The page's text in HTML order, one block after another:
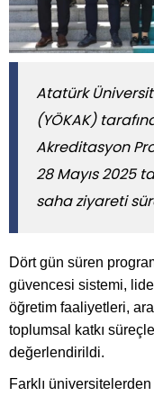
Atatürk
(YÖKAK)
Akreditasyon
28 Mayıs 2025
saha ziyareti
Dört gün süren
güvencesi sistemi,
öğretim faaliyetleri,
toplumsal katkı
değerlendirildi.
Farklı